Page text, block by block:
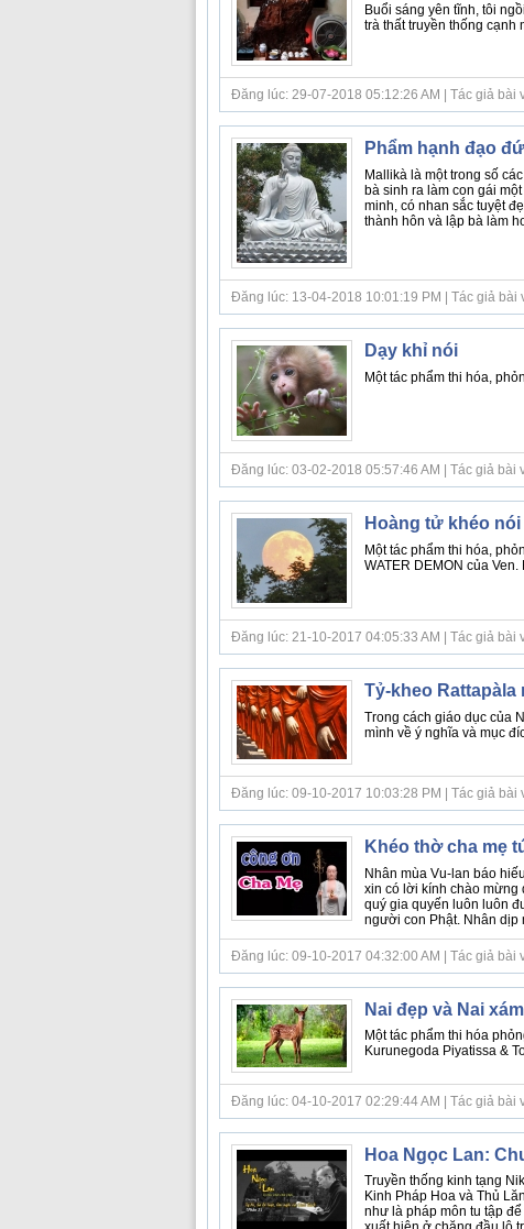
Buổi sáng yên tĩnh, tôi
trà thất truyền thống cạnh
Đăng lúc: 29-07-2018 05:12:26 AM | Tác giả bài
Phẩm hạnh đạo
Mallikà là một trong số
bà sinh ra làm con gái
minh, có nhan sắc tuyệt
thành hôn và lập bà làm
Đăng lúc: 13-04-2018 10:01:19 PM | Tác giả bài
Dạy khỉ nói
Một tác phẩm thi hóa,
Đăng lúc: 03-02-2018 05:57:46 AM | Tác giả bài
Hoàng tử khéo
Một tác phẩm thi hóa,
WATER DEMON của Ven.
Đăng lúc: 21-10-2017 04:05:33 AM | Tác giả bài
Tỷ-kheo Rattapàla
Trong cách giáo dục của
mình về ý nghĩa và mục
Đăng lúc: 09-10-2017 10:03:28 PM | Tác giả bài
Khéo thờ cha mẹ
Nhân mùa Vu-lan báo
xin có lời kính chào mừng
quý gia quyến luôn luôn
người con Phật. Nhân dịp
Đăng lúc: 09-10-2017 04:32:00 AM | Tác giả bài
Nai đẹp và Nai xám
Một tác phẩm thi hóa
Kurunegoda Piyatissa &
Đăng lúc: 04-10-2017 02:29:44 AM | Tác giả bài
Hoa Ngọc Lan:
Truyền thống kinh tạng
Kinh Pháp Hoa và Thủ
như là pháp môn tu tập